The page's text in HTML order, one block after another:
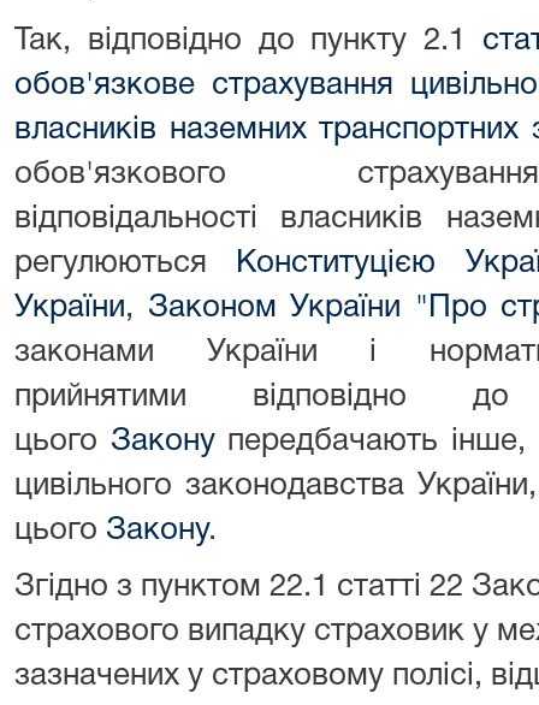
Так, відповідно до пункту 2.1
обов'язкове страхування
власників наземних транспортних
обов'язкового
відповідальності власників
регулюються
Конституцією
України, Законом України "Про
законами України і
прийнятими
цього Законупередбачають інше,
цивільного законодавства
цього Закону.
Згідно з пунктом 22.1 статті 22
страхового випадку страховик у
зазначених у страховому полісі,